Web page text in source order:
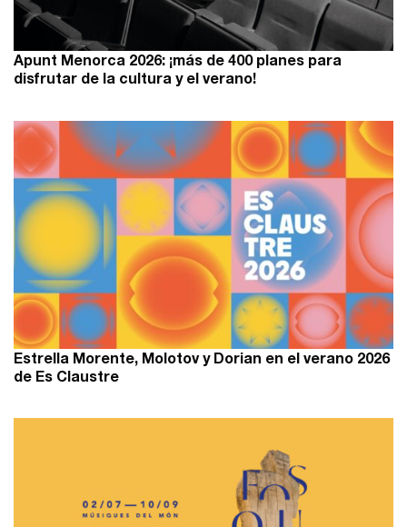
Apunt Menorca 2026: ¡más de 400 planes para
disfrutar de la cultura y el verano!
Estrella Morente, Molotov y Dorian en el verano 2026
de Es Claustre